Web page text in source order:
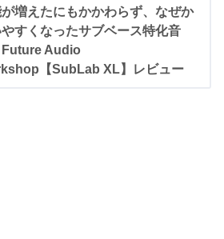
増えたにもかかわらず、なぜか
すくなったサブベース特化音
Future Audio
【SubLab XL】レビュー